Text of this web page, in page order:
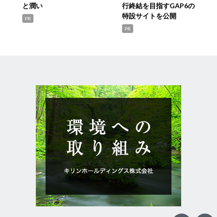
と潤い
PR
行終結を目指すGAP6の
特設サイトを公開
PR